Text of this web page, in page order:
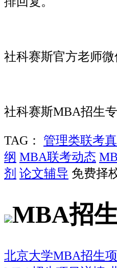
社科赛斯官方老师微
社科赛斯MBA招生
TAG： 管理类联考
纲 MBA联考动态
剂 论文辅导 免费择
MBA招
北京大学MBA招生